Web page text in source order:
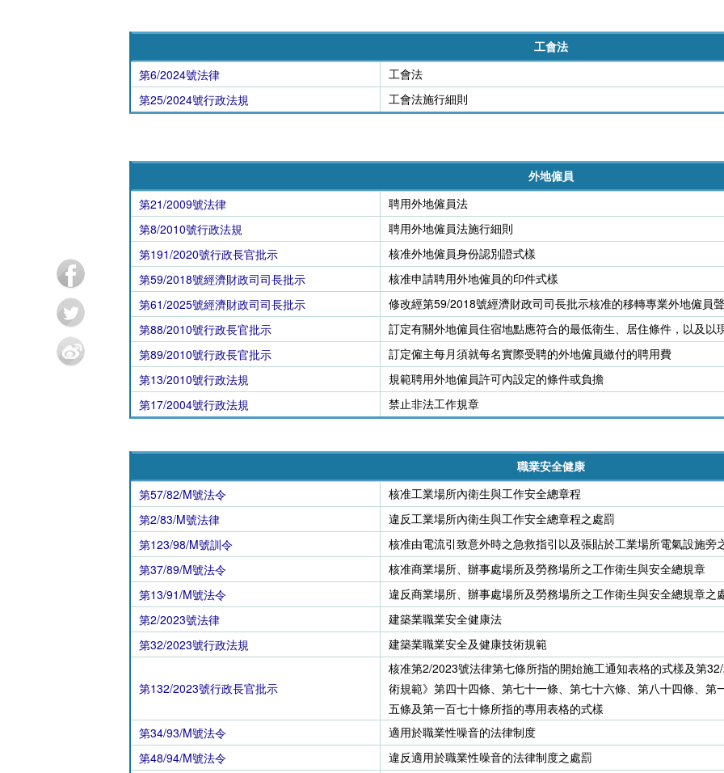
工會法
第6/2024號法律
工會法
第25/2024號行政法規
工會法施行細則
外地僱員
第21/2009號法律
聘用外地僱員法
第8/2010號行政法規
聘用外地僱員法施行細則
第191/2020號行政長官批示
核准外地僱員身份認別證式樣
第59/2018號經濟財政司司長批示
核准申請聘用外地僱員的印件式樣
第61/2025號經濟財政司司長批示
修改經第59/2018號經濟財政司司長批示核准的移轉專業外地僱員
第88/2010號行政長官批示
訂定有關外地僱員住宿地點應符合的最低衛生、居住條件，以及以
第89/2010號行政長官批示
訂定僱主每月須就每名實際受聘的外地僱員繳付的聘用費
第13/2010號行政法規
規範聘用外地僱員許可內設定的條件或負擔
第17/2004號行政法規
禁止非法工作規章
職業安全健康
第57/82/M號法令
核准工業場所內衛生與工作安全總章程
第2/83/M號法律
違反工業場所內衛生與工作安全總章程之處罰
第123/98/M號訓令
核准由電流引致意外時之急救指引以及張貼於工業場所電氣設施旁
第37/89/M號法令
核准商業場所、辦事處場所及勞務場所之工作衛生與安全總規章
第13/91/M號法令
違反商業場所、辦事處場所及勞務場所之工作衛生與安全總規章之
第2/2023號法律
建築業職業安全健康法
第32/2023號行政法規
建築業職業安全及健康技術規範
第132/2023號行政長官批示
核准第2/2023號法律第七條所指的開始施工通知表格的式樣及第
術規範》第四十四條、第七十一條、第七十六條、第八十四條、
五條及第一百七十條所指的專用表格的式樣
第34/93/M號法令
適用於職業性噪音的法律制度
第48/94/M號法令
違反適用於職業性噪音的法律制度之處罰